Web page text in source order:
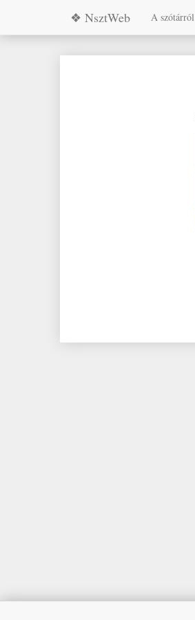
❖ NsztWeb A szótárról